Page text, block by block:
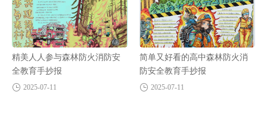
精美人人参与森林防火消防安
全教育手抄报
2025-07-11
简单又好看的高中森林防火消
防安全教育手抄报
2025-07-11